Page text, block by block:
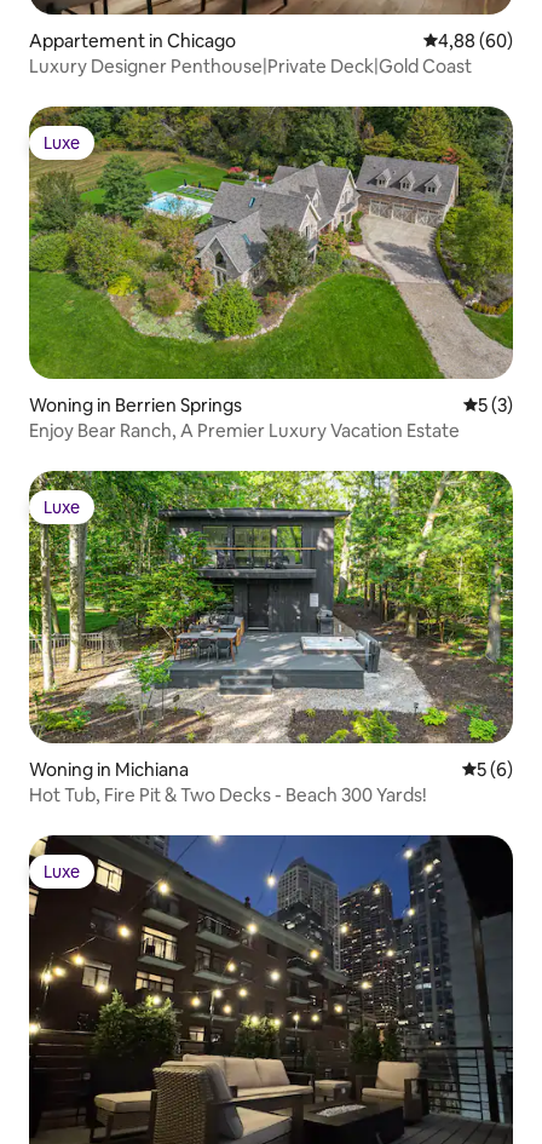
Appartement in Chicago Gemiddelde
4,88 (60)
Luxury Designer Penthouse|Private Deck|Gold Coast
Luxe
Luxe
Woning in Berrien Springs
5 (3)
Enjoy Bear Ranch, A Premier Luxury Vacation Estate
Luxe
Luxe
Woning in Michiana
5 (6)
Hot Tub, Fire Pit & Two Decks - Beach 300 Yards!
Luxe
Luxe